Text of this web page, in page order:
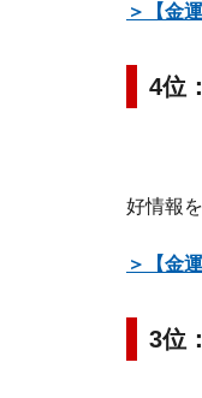
＞【金
4位
好情報
＞【金
3位